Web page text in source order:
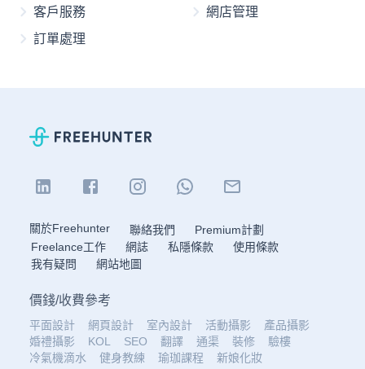
客戶服務
網店管理
訂單處理
關於Freehunter 聯絡我們
Premium計劃
Freelance工作
網誌 私隱條款
使用條款
我有疑問
網站地圖
價錢/收費參考
平面設計 網頁設計 室內設計 活動攝影
產品攝影
婚禮攝影
KOL SEO 翻譯 通渠 裝修
驗樓
冷氣機滴水
健身教練 瑜珈課程 新娘化妝